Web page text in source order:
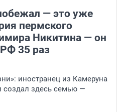
— это уже
пермского
Никитина — он
35 раз
иностранец из Камеруна
создал здесь семью —